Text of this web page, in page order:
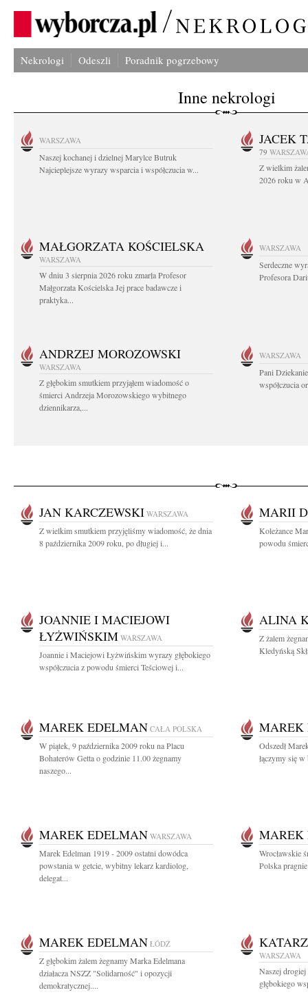
Nekrologi Odeszli Poradnik pogrzebowy
Inne nekrologi
WARSZAWA
Naszej kochanej i dzielnej Marylce Butruk
Najcieplejsze wyrazy wsparcia i współczucia w...
JACEK
79
Z wielkim
2026 roku w
MAŁGORZATA KOŚCIELSKA
WARSZAWA
W dniu 3 sierpnia 2026 roku zmarła Profesor
Małgorzata Kościelska Jej prace badawcze i
praktyka...
WARSZAWA
Serdeczne
Profesora
ANDRZEJ MOROZOWSKI
WARSZAWA
Z głębokim smutkiem przyjąłem wiadomość o
śmierci Andrzeja Morozowskiego wybitnego
dziennikarza,...
WARSZAWA
Pani
współczucia
JAN KARCZEWSKI WARSZAWA
Z wielkim smutkiem przyjęliśmy wiadomość, że dnia
8 października 2009 roku, po długiej i...
MARII
Koleżance
powodu
JOANNIE I MACIEJOWI
ŁYŻWIŃSKIM WARSZAWA
Joannie i Maciejowi Łyżwińskim wyrazy głębokiego
współczucia z powodu śmierci Teściowej i...
ALINA
Z żalem
Kledyńską
MAREK EDELMAN CAŁA POLSKA
W piątek, 9 października 2009 roku na Placu
Bohaterów Getta o godzinie 11.00 żegnamy
naszego...
MAREK
Odszedł
łączymy się
MAREK EDELMAN WARSZAWA
Marek Edelman 1919 - 2009 ostatni dowódca
powstania w getcie, wybitny lekarz kardiolog,
delegat...
MAREK
Wrocławskie
Polska
MAREK EDELMAN ŁÓDŹ
Z głębokim żalem żegnamy Marka Edelmana
działacza NSZZ "Solidarność" i opozycji
demokratycznej....
WARSZAWA
Naszej
głębokiego